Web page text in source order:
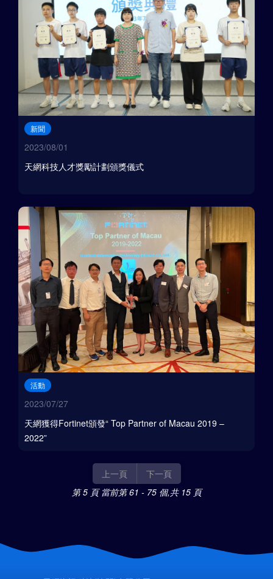
新聞
2023/08/01
天網科技人才獎勵計劃頒獎儀式
活動
2023/07/27
天網獲得Fortinet頒發“ Top Partner of Macau 2019 –
2022”
上一頁
下一頁
第 5 頁 當前第 61 - 75 個,共 15 頁